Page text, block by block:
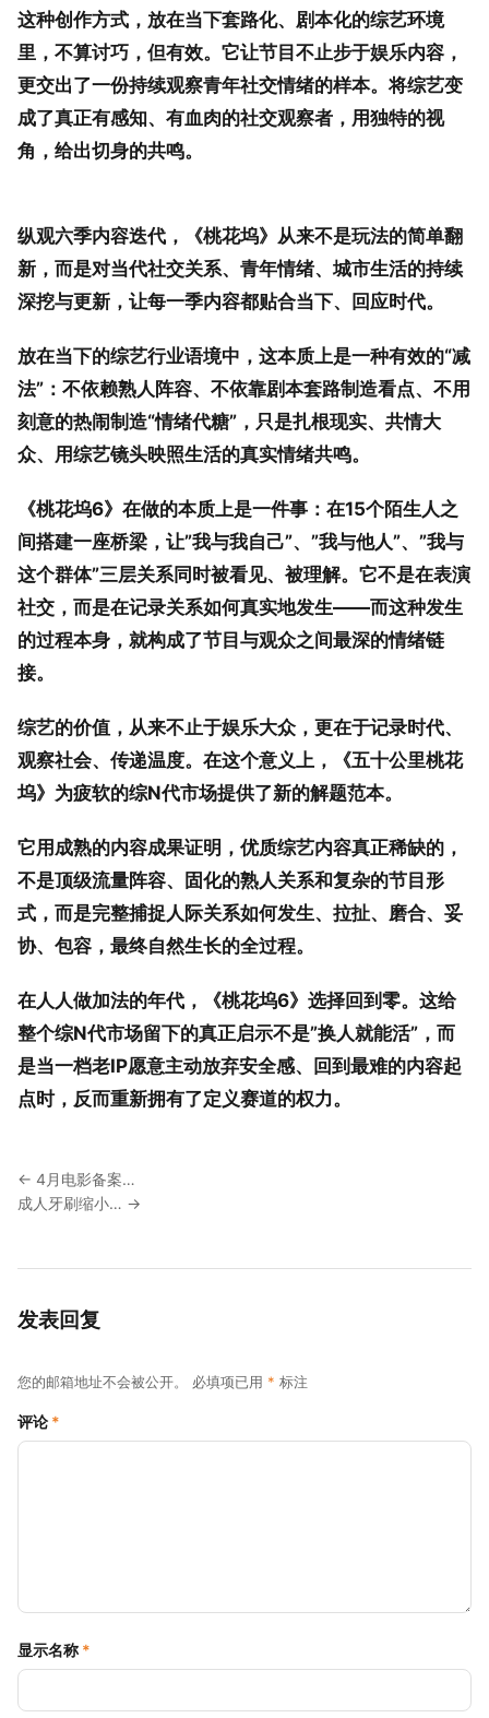
这种创作方式，放在当下套路化、剧本化的综艺环境
里，不算讨巧，但有效。它让节目不止步于娱乐内容，
更交出了一份持续观察青年社交情绪的样本。将综艺变
成了真正有感知、有血肉的社交观察者，用独特的视
角，给出切身的共鸣。
纵观六季内容迭代，《桃花坞》从来不是玩法的简单翻
新，而是对当代社交关系、青年情绪、城市生活的持续
深挖与更新，让每一季内容都贴合当下、回应时代。
放在当下的综艺行业语境中，这本质上是一种有效的“减
法”：不依赖熟人阵容、不依靠剧本套路制造看点、不用
刻意的热闹制造“情绪代糖”，只是扎根现实、共情大
众、用综艺镜头映照生活的真实情绪共鸣。
《桃花坞6》在做的本质上是一件事：在15个陌生人之
间搭建一座桥梁，让”我与我自己”、”我与他人”、”我与
这个群体”三层关系同时被看见、被理解。它不是在表演
社交，而是在记录关系如何真实地发生——而这种发生
的过程本身，就构成了节目与观众之间最深的情绪链
接。
综艺的价值，从来不止于娱乐大众，更在于记录时代、
观察社会、传递温度。在这个意义上，《五十公里桃花
坞》为疲软的综N代市场提供了新的解题范本。
它用成熟的内容成果证明，优质综艺内容真正稀缺的，
不是顶级流量阵容、固化的熟人关系和复杂的节目形
式，而是完整捕捉人际关系如何发生、拉扯、磨合、妥
协、包容，最终自然生长的全过程。
在人人做加法的年代，《桃花坞6》选择回到零。这给
整个综N代市场留下的真正启示不是”换人就能活”，而
是当一档老IP愿意主动放弃安全感、回到最难的内容起
点时，反而重新拥有了定义赛道的权力。
← 4月电影备案…
成人牙刷缩小… →
发表回复
您的邮箱地址不会被公开。 必填项已用 * 标注
评论 *
显示名称 *